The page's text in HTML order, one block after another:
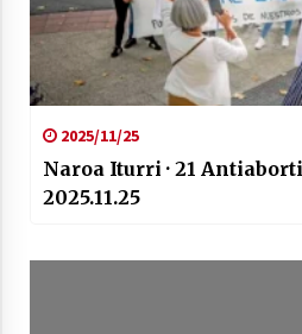
Telebistaren
2025/11/25
Naroa Iturri · 21
2025.11.25